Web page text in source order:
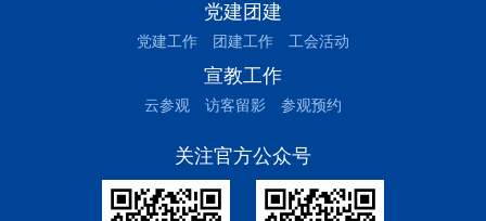
党建团建
党建工作 团建工作 工会活动
宣教工作
云参观 访客留影 参观预约
关注官方公众号